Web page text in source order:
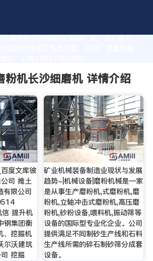
磨粉机长沙细磨机 制造厂家，我们致力
值的粉体加工系统方案。获取厂家直销报
粉机长沙细磨机 详情介绍
度文库彼
司 推土
有限公司
提升机
集团衡
、挖掘机
沃建筑
挖掘
矿业机械装备制造业现状与发展
趋势-|机械设备|磨粉机械是一家
是从事生产磨粉机,式磨粉机,磨
粉机,立轴冲击式磨粉机,高压磨
粉机,砂粉设备,喂料机,振动筛等
设备的国际型专业化企业。公司
提供满足不同制砂生产线和石料
生产线所需的碎石制砂筛分成套
设备。